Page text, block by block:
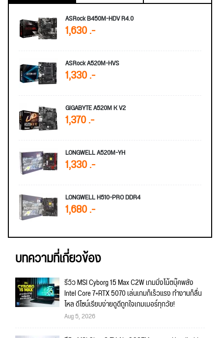
ASRock B450M-HDV R4.0
1,630 .-
ASRock A520M-HVS
1,330 .-
GIGABYTE A520M K V2
1,370 .-
LONGWELL A520M-YH
1,330 .-
LONGWELL H510-PRO DDR4
1,680 .-
บทความที่เกี่ยวข้อง
รีวิว MSI Cyborg 15 Max C2W เกมมิ่งโน้ตบุ๊คพลัง
Intel Core 7+RTX 5070 เล่นเกมก็เร็วแรง ทำงานก็ลื่น
ไหล ดีไซน์เรียบง่ายดูดีถูกใจเกมเมอร์ทุกวัย!
Aug 5, 2026